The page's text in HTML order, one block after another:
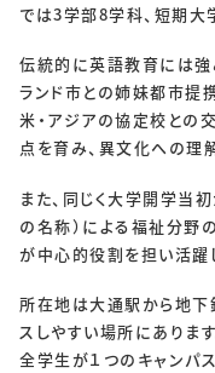
では3学部8学科、短期大
伝統的に英語教育には強
ランド市との姉妹都市提
米・アジアの協定校との
点を育み、異文化への理
また、同じく大学開学当
の名称）による福祉分野
が中心的役割を担い活躍
所在地は大通駅から地下
スしやすい場所にありま
全学生が１つのキャンパ